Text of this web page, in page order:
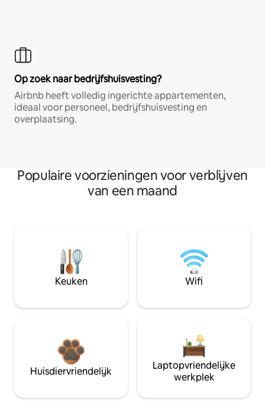
Op zoek naar bedrijfshuisvesting?
Airbnb heeft volledig ingerichte appartementen,
ideaal voor personeel, bedrijfshuisvesting en
overplaatsing.
Populaire voorzieningen voor verblijven
van een maand
Keuken Wifi
Huisdiervriendelijk
Laptopvriendelijke
werkplek